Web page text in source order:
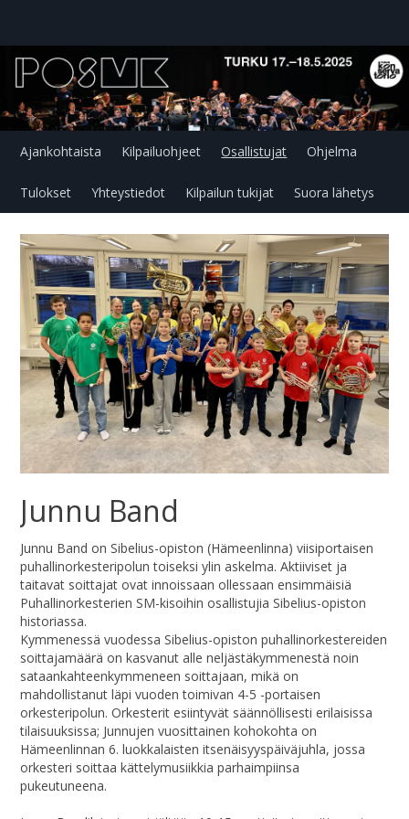
Ajankohtaista Kilpailuohjeet Osallistujat Ohjelma
Tulokset Yhteystiedot Kilpailun tukijat Suora lähetys
Junnu Band
Junnu Band on Sibelius-opiston (Hämeenlinna) viisiportaisen
puhallinorkesteripolun toiseksi ylin askelma. Aktiiviset ja
taitavat soittajat ovat innoissaan ollessaan ensimmäisiä
Puhallinorkesterien SM-kisoihin osallistujia Sibelius-opiston
historiassa.
Kymmenessä vuodessa Sibelius-opiston puhallinorkestereiden
soittajamäärä on kasvanut alle neljästäkymmenestä noin
sataankahteenkymmeneen soittajaan, mikä on
mahdollistanut läpi vuoden toimivan 4-5 -portaisen
orkesteripolun. Orkesterit esiintyvät säännöllisesti erilaisissa
tilaisuuksissa; Junnujen vuosittainen kohokohta on
Hämeenlinnan 6. luokkalaisten itsenäisyyspäiväjuhla, jossa
orkesteri soittaa kättelymusiikkia parhaimpiinsa
pukeutuneena.